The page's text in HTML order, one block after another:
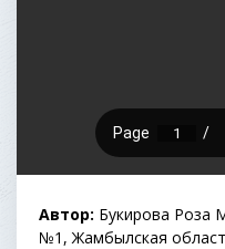
Автор: Букирова Роза
№1, Жамбылская